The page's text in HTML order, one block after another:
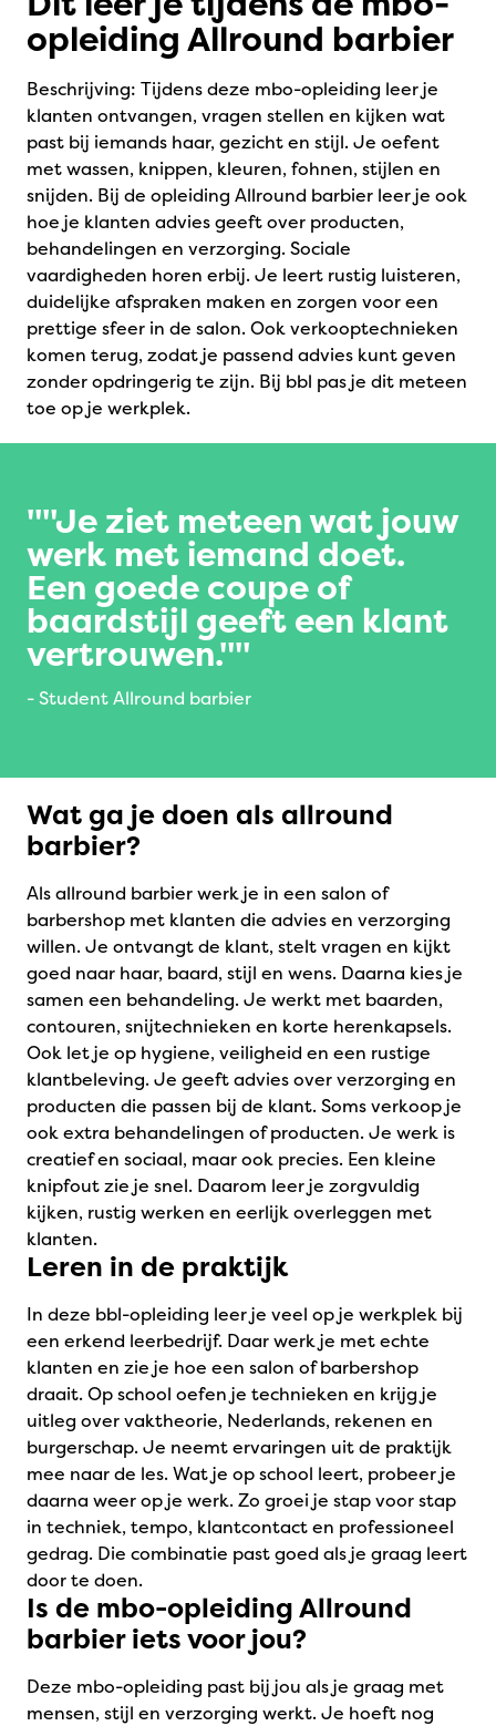
opleiding Allround barbier
Beschrijving: Tijdens deze mbo-opleiding leer je
klanten ontvangen, vragen stellen en kijken wat
past bij iemands haar, gezicht en stijl. Je oefent
met wassen, knippen, kleuren, fohnen, stijlen en
snijden. Bij de opleiding Allround barbier leer je ook
hoe je klanten advies geeft over producten,
behandelingen en verzorging. Sociale
vaardigheden horen erbij. Je leert rustig luisteren,
duidelijke afspraken maken en zorgen voor een
prettige sfeer in de salon. Ook verkooptechnieken
komen terug, zodat je passend advies kunt geven
zonder opdringerig te zijn. Bij bbl pas je dit meteen
toe op je werkplek.
"Je ziet meteen wat jouw
werk met iemand doet.
Een goede coupe of
baardstijl geeft een klant
vertrouwen."
- Student Allround barbier
Wat ga je doen als allround
barbier?
Als allround barbier werk je in een salon of
barbershop met klanten die advies en verzorging
willen. Je ontvangt de klant, stelt vragen en kijkt
goed naar haar, baard, stijl en wens. Daarna kies je
samen een behandeling. Je werkt met baarden,
contouren, snijtechnieken en korte herenkapsels.
Ook let je op hygiene, veiligheid en een rustige
klantbeleving. Je geeft advies over verzorging en
producten die passen bij de klant. Soms verkoop je
ook extra behandelingen of producten. Je werk is
creatief en sociaal, maar ook precies. Een kleine
knipfout zie je snel. Daarom leer je zorgvuldig
kijken, rustig werken en eerlijk overleggen met
klanten.
Leren in de praktijk
In deze bbl-opleiding leer je veel op je werkplek bij
een erkend leerbedrijf. Daar werk je met echte
klanten en zie je hoe een salon of barbershop
draait. Op school oefen je technieken en krijg je
uitleg over vaktheorie, Nederlands, rekenen en
burgerschap. Je neemt ervaringen uit de praktijk
mee naar de les. Wat je op school leert, probeer je
daarna weer op je werk. Zo groei je stap voor stap
in techniek, tempo, klantcontact en professioneel
gedrag. Die combinatie past goed als je graag leert
door te doen.
Is de mbo-opleiding Allround
barbier iets voor jou?
Deze mbo-opleiding past bij jou als je graag met
mensen, stijl en verzorging werkt. Je hoeft nog